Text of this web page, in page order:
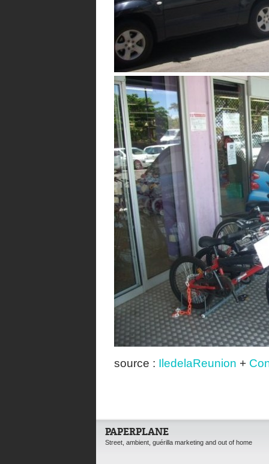
source : IledelaReunion +
PAPERPLANE
Street, ambient, guérilla marketing and out of home